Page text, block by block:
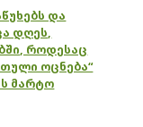
და
დღეს,
როდესაც
ოცნება“
მარტო